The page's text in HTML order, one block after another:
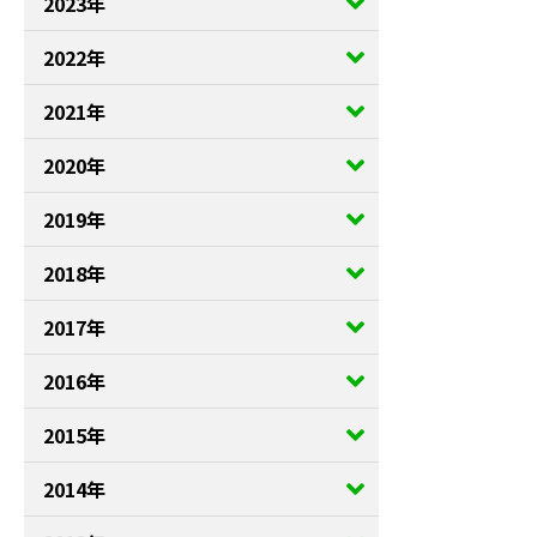
2022年
2021年
2020年
2019年
2018年
2017年
2016年
2015年
2014年